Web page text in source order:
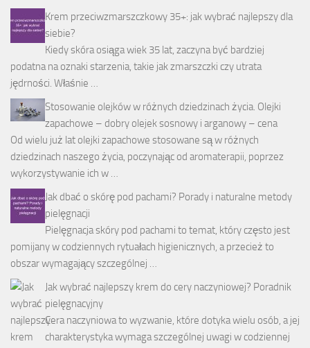
Krem przeciwzmarszczkowy 35+: jak wybrać najlepszy dla
siebie?
Kiedy skóra osiąga wiek 35 lat, zaczyna być bardziej
podatna na oznaki starzenia, takie jak zmarszczki czy utrata
jędrności. Właśnie …
Stosowanie olejków w różnych dziedzinach życia. Olejki
zapachowe – dobry olejek sosnowy i arganowy – cena
Od wielu już lat olejki zapachowe stosowane są w różnych
dziedzinach naszego życia, poczynając od aromaterapii, poprzez
wykorzystywanie ich w …
Jak dbać o skórę pod pachami? Porady i naturalne metody
pielęgnacji
Pielęgnacja skóry pod pachami to temat, który często jest
pomijany w codziennych rytuałach higienicznych, a przecież to
obszar wymagający szczególnej …
Jak wybrać najlepszy krem do cery naczyniowej? Poradnik
pielęgnacyjny
Cera naczyniowa to wyzwanie, które dotyka wielu osób, a jej
charakterystyka wymaga szczególnej uwagi w codziennej